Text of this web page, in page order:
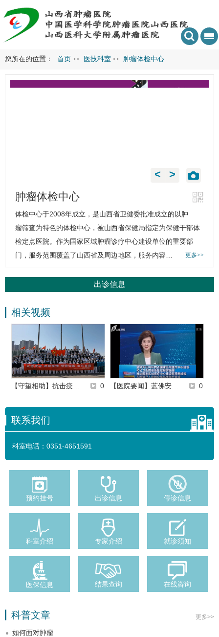
您所在的位置： 首页 >> 医技科室 >> 肿瘤体检中心
<
>
肿瘤体检中心
体检中心于2008年成立，是山西省卫健委批准成立的以肿
瘤筛查为特色的体检中心，被山西省保健局指定为保健干部体
检定点医院。作为国家区域肿瘤诊疗中心建设单位的重要部
门，服务范围覆盖了山西省及周边地区，服务内容…
更多>>
出诊信息
相关视频
【守望相助】抗击疫… 0 【医院要闻】蓝佛安… 0
联系我们
科室电话： 0351-4651591
预约挂号 出诊信息 停诊信息
科室介绍 专家介绍 就诊须知
医保信息 结果查询 在线咨询
更多>>
科普文章
如何面对肿瘤